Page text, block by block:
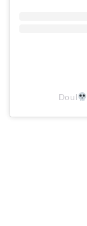
Doul